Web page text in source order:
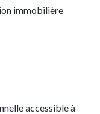
immobilière
accessible à